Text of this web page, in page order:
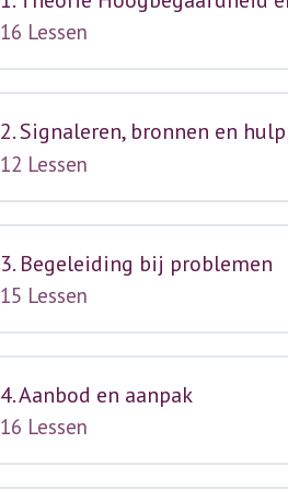
16 Lessen
2. Signaleren, bronnen en
12 Lessen
3. Begeleiding bij problemen
15 Lessen
4. Aanbod en aanpak
16 Lessen